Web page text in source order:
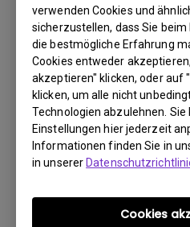
verwenden Cookies und
sicherzustellen, dass Sie
die bestmögliche Erfahrung
Cookies entweder
akzeptieren" klicken, oder auf
klicken, um alle nicht
Technologien abzulehnen. Sie
Einstellungen hier jederzeit
Informationen finden Sie in
in unserer
Cookies
(„BenQ-Team“) wird Sie
kontaktieren.
- Das BenQ-Team wird Ihnen
Fehlerbehebung nennen, um
Defekt zu bestätigen.
- Sobald der Defekt durch
zuständig ist, bestätigt
für Ihr Produkt ausgestellt.
- Sie müssen das Produkt an
Dienstanbieter genannt
mit einem physischen